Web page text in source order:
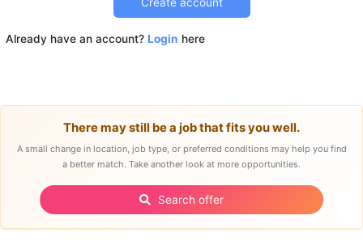
Create account
Already have an account? Login here
There may still be a job that fits you well.
A small change in location, job type, or preferred conditions may help you find
a better match. Take another look at more opportunities.
Search offer